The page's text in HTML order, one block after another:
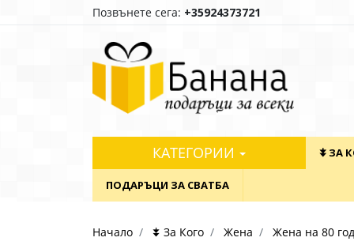
Позвънете сега: +35924373721
КАТЕГОРИИ ⯯ ЗА
ПОДАРЪЦИ ЗА СВАТБА
Начало ⯯ За Кого Жена Жена на 80